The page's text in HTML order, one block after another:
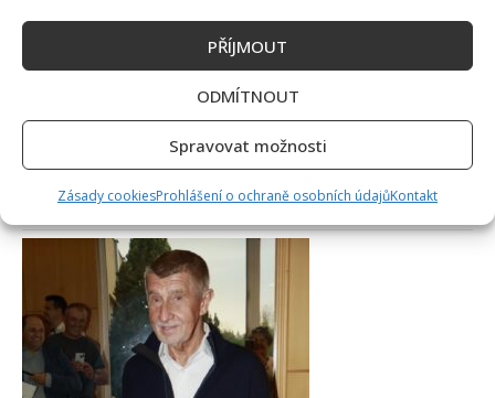
PŘÍJMOUT
ODMÍTNOUT
Spravovat možnosti
Zásady cookiesProhlášení o ochraně osobních údajůKontakt
mladíci ubili kvůli banálnímu sporu